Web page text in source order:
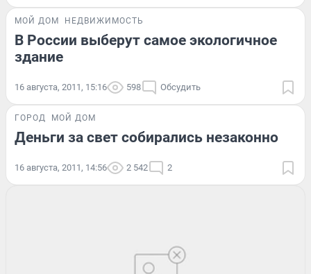
МОЙ ДОМ НЕДВИЖИМОСТЬ
В России выберут самое экологичное
здание
16 августа, 2011, 15:16 598 Обсудить
ГОРОД МОЙ ДОМ
Деньги за свет собирались незаконно
16 августа, 2011, 14:56 2 542 2